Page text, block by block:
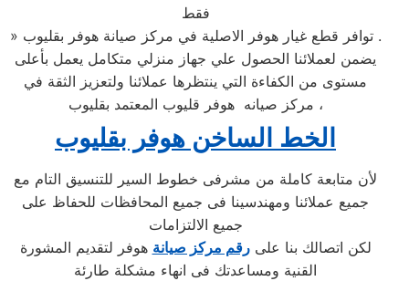
فقط
» توافر قطع غيار هوفر الاصلية في مركز صيانة هوفر بقليوب .
يضمن لعملائنا الحصول علي جهاز منزلي متكامل يعمل بأعلى
مستوى من الكفاءة التي ينتظرها عملائنا ولتعزيز الثقة في
مركز صيانه هوفر قليوب المعتمد بقليوب ،
الخط الساخن هوفر بقليوب
لأن متابعة كاملة من مشرفى خطوط السير للتنسيق التام مع
جميع عملائنا ومهندسينا فى جميع المحافظات للحفاظ على
جميع الالتزامات
لكن اتصالك بنا علىرقم مركز صيانة هوفر لتقديم المشورة
القنية ومساعدتك فى انهاء مشكلة طارئة